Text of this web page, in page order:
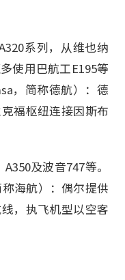
系列，从维也纳
使用巴航工E195等
，简称德航）：德
福枢纽连接因斯布
及波音747等。
海航）：偶尔提供
，执飞机型以空客